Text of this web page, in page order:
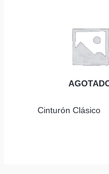
Cinturón Clásico